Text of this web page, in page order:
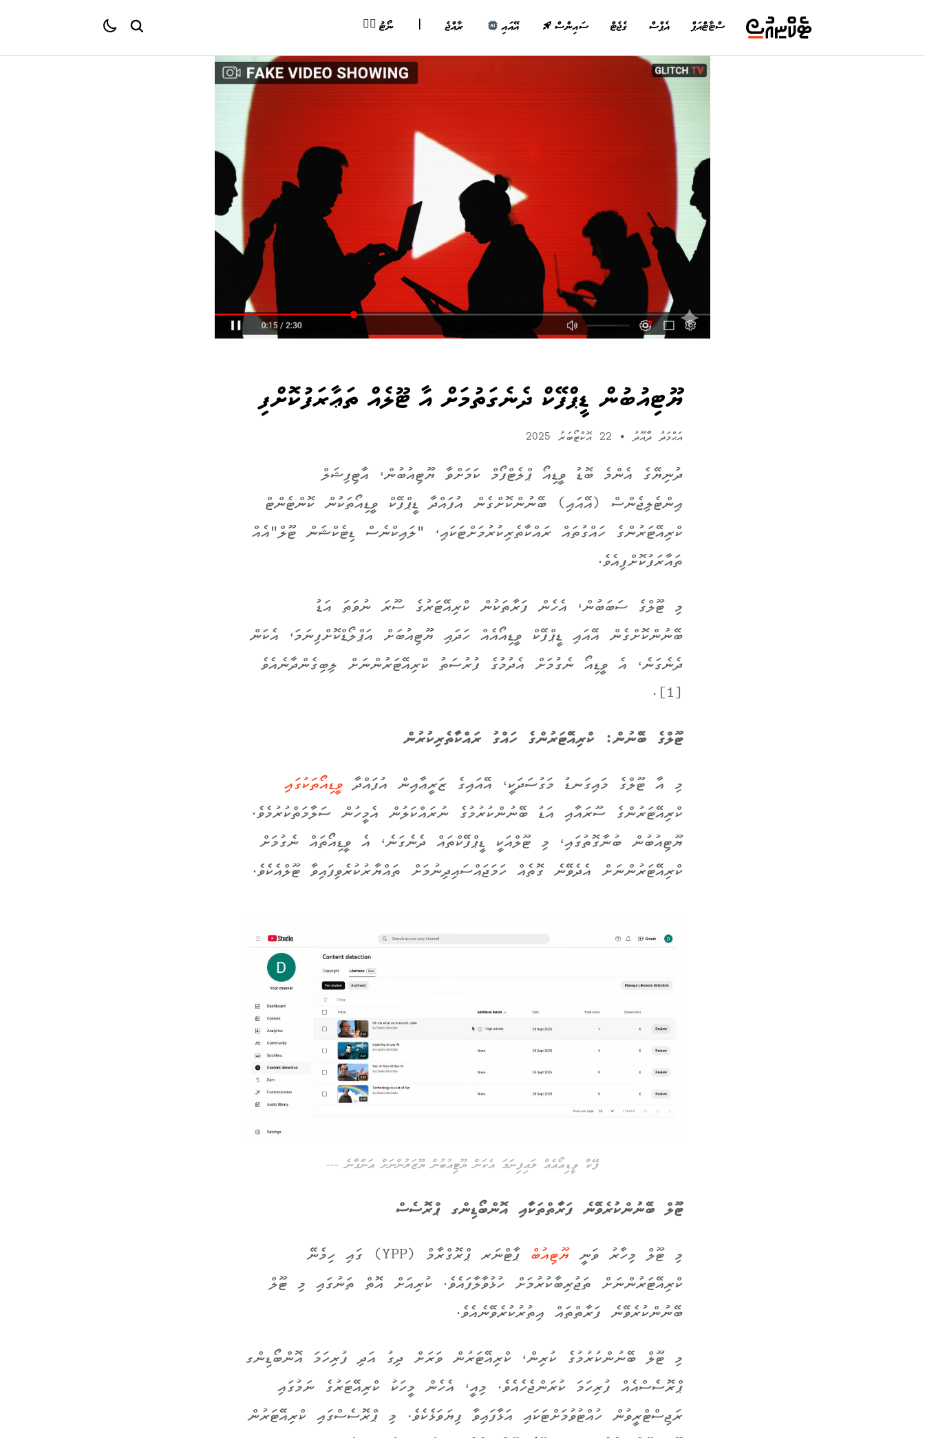
ސްޓާޓްއަޕް އެޕްސް ގެޖެޓް ސައިންސް އޭއައި ރާއްޖެ ނޯޓު ✍🏽
ޔޫޓިއުބުން ޑީޕްފޭކް ދެނެގަތުމަށް އާ ޓޫލެއް ތަޢާރަފުކޮށްފި
އަޙްމަދު ދާއޫދު •
ދުނިޔޭގެ އެންމެ ބޮޑު ވީޑިއޯ ޕްލެޓްފޯމް ކަމަށްވާ ޔޫޓިއުބުން، އާޓިފިޝަލް
އިންޓެލިޖެންސް (އޭއައި) ބޭނުންކޮށްގެން އުފައްދާ ޑީޕްފޭކް ވީޑިއޯތަކުން ކޮންޓެންޓް
ކްރިއޭޓަރުންގެ ހައްގުތައް ރައްކާތެރިކުރުމަށްޓަކައި، "ލައިކްނެސް ޑިޓެކްޝަން ޓޫލް"އެއް
ތައާރަފުކޮށްފިއެވެ.
މި ޓޫލްގެ ސަބަބުން، އެހެން ފަރާތަކުން ކްރިއޭޓަރުގެ ސޫރަ ނުވަތަ އަޑު
ބޭނުންކޮށްގެން އޭއައި ޑީޕްފޭކް ވީޑިއޯއެއް ހަދައި ޔޫޓިއުބަށް އަޕްލޯޑްކޮށްފިނަމަ، އެކަން
ދެނެގަނެ، އެ ވީޑިއޯ ނެގުމަށް އެދުމުގެ ފުރުސަތު ކްރިއޭޓަރުންނަށް ލިބިގެންދާނެއެވެ
[1].
ޓޫލްގެ ބޭނުން: ކްރިއޭޓަރުންގެ ހައްގު ރައްކާތެރިކުރުން
މި އާ ޓޫލްގެ މައިގަނޑު މަގުސަދަކީ، އޭއައިގެ ޒަރީޢާއިން އުފައްދާ ވީޑިއޯތަކުގައި
ކްރިއޭޓަރުންގެ ސޫރައާއި އަޑު ބޭނުންކުރުމުގެ ނުރައްކަލުން އެމީހުން ސަލާމަތްކުރުމެވެ.
ޔޫޓިއުބުން ބުނާގޮތުގައި، މި ޓޫލްއަކީ ޑީޕްފޭކްތައް ދެނެގަނެ، އެ ވީޑިއޯތައް ނެގުމަށް
ކްރިއޭޓަރުންނަށް އެދެވޭނެ ގޮތެއް ހަމަޖައްސައިދިނުމަށް ތައްޔާރުކުރެވިފައިވާ ޓޫލްއެކެވެ.
ފޭކް ވީޑިއޯއެއް ލައިފިނަމަ އެކަން ޔޫޓިއުބުން ޔޫޒަރުންނަށް އަންގާނެ ---
ޓޫލް ބޭނުންކުރެވޭނެ ފަރާތްތަކާއި އޮންބޯޑިންގ ޕްރޮސެސް
މި ޓޫލް މިހާރު ވަނީޔޫޓިއުބް
ޕާޓްނަރ ޕްރޮގްރާމް (YPP) ގައި ހިމެނޭ
ކްރިއޭޓަރުންނަށް ތަޖުރިބާކުރުމަށް ހުޅުވާލާފައެވެ. ކުރިއަށް އޮތް ތަނުގައި މި ޓޫލް
ބޭނުންކުރެވޭނެ ފަރާތްތައް އިތުރުކުރެވޭނެއެވެ.
މި ޓޫލް ބޭނުންކުރުމުގެ ކުރިން، ކްރިއޭޓަރުން ވަރަށް ދިގު އަދި ފުރިހަމަ އޮންބޯޑިންގ
ޕްރޮސެސްއެއް ފުރިހަމަ ކުރަންޖެހެއެވެ. މިއީ، އެހެން މީހަކު ކްރިއޭޓަރުގެ ނަމުގައި
ރަޖިސްޓްރީވުން ހުއްޓުވުމަށްޓަކައި އަޅާފައިވާ ފިޔަވަޅެކެވެ. މި ޕްރޮސެސްގައި ކްރިއޭޓަރުން